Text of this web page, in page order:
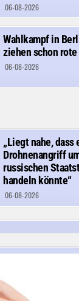
06-08-2026
Wahlkampf in
ziehen schon
06-08-2026
„Liegt nahe, dass
Drohnenangriff
russischen
handeln könnte“
06-08-2026